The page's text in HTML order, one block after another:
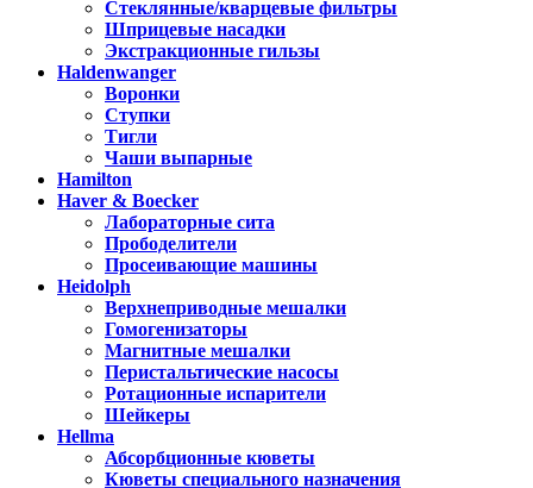
Стеклянные/кварцевые фильтры
Шприцевые насадки
Экстракционные гильзы
Haldenwanger
Воронки
Ступки
Тигли
Чаши выпарные
Hamilton
Haver & Boecker
Лабораторные сита
Прободелители
Просеивающие машины
Heidolph
Верхнеприводные мешалки
Гомогенизаторы
Магнитные мешалки
Перистальтические насосы
Ротационные испарители
Шейкеры
Hellma
Абсорбционные кюветы
Кюветы специального назначения